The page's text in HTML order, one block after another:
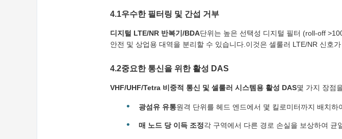
4.1우수한 필터링 및 간섭 거부
디지털 LTE/NR 반복기/BDA단위는 높은 선택성 디지털 필터 (roll-off
안전 및 상업용 대역을 분리할 수 있습니다.이것은 셀룰러 LTE/NR 신호
4.2중요한 통신을 위한 활성 DAS
VHF/UHF/Tetra 비중적 통신 및 셀룰러 시스템용 활성 DAS몇 가지 장점
광섬유 유통원격 단위를 헤드 엔드에서 몇 킬로미터까지 배치
매 노드 당 이득 조정각 구역에서 다른 경로 손실을 보상하여 균